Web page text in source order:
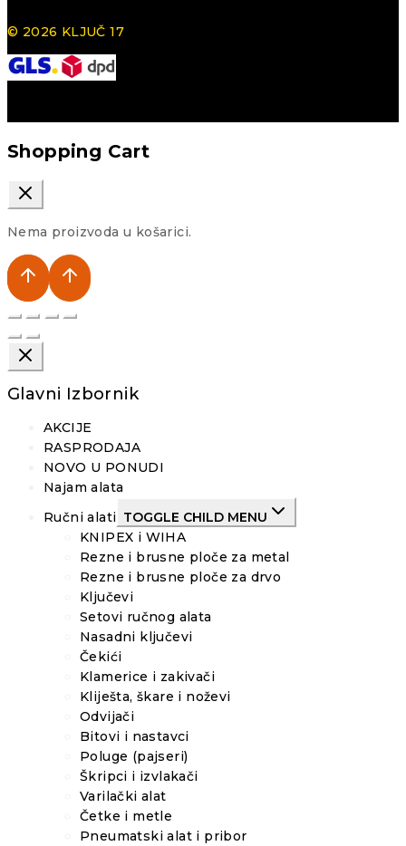
© 2026 KLJUČ 17
Shopping Cart
Nema proizvoda u košarici.
Glavni Izbornik
AKCIJE
RASPRODAJA
NOVO U PONUDI
Najam alata
Ručni alati TOGGLE CHILD MENU
KNIPEX i WIHA
Rezne i brusne ploče za metal
Rezne i brusne ploče za drvo
Ključevi
Setovi ručnog alata
Nasadni ključevi
Čekići
Klamerice i zakivači
Kliješta, škare i noževi
Odvijači
Bitovi i nastavci
Poluge (pajseri)
Škripci i izvlakači
Varilački alat
Četke i metle
Pneumatski alat i pribor